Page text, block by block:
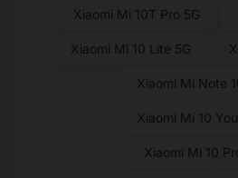
Xiaomi Mi 10T Pro 5G
Xiaomi Mi 10 Lite 5G
Xiaomi Mi Note
Xiaomi Mi 10
Xiaomi Mi 10